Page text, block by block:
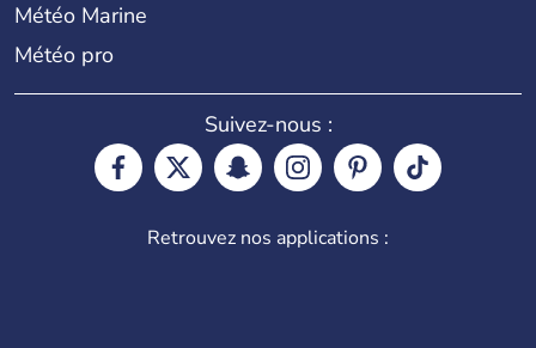
Météo Marine
Météo pro
Suivez-nous :
Retrouvez nos applications :